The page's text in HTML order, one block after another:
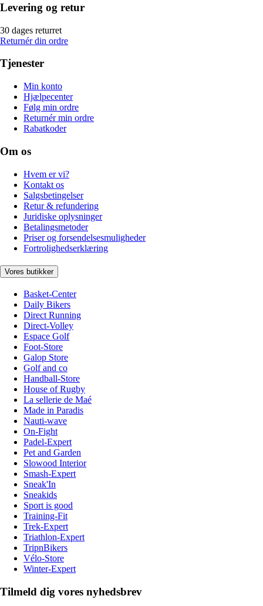
Levering og retur
30 dages returret
Returnér din ordre
Tjenester
Min konto
Hjælpecenter
Følg min ordre
Returnér min ordre
Rabatkoder
Om os
Hvem er vi?
Kontakt os
Salgsbetingelser
Retur & refundering
Juridiske oplysninger
Betalingsmetoder
Priser og forsendelsesmuligheder
Fortrolighedserklæring
Vores butikker
Basket-Center
Daily Bikers
Direct Running
Direct-Volley
Espace Golf
Foot-Store
Galop Store
Golf and co
Handball-Store
House of Rugby
La sellerie de Maé
Made in Paradis
Nauti-wave
On-Fight
Padel-Expert
Pet and Garden
Slowood Interior
Smash-Expert
Sneak'In
Sneakids
Sport is good
Training-Fit
Trek-Expert
Triathlon-Expert
TripnBikers
Vélo-Store
Winter-Expert
Tilmeld dig vores nyhedsbrev